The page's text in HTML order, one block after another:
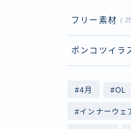
フリー素材
ポンコツイラ
4月 OL
インナーウェ